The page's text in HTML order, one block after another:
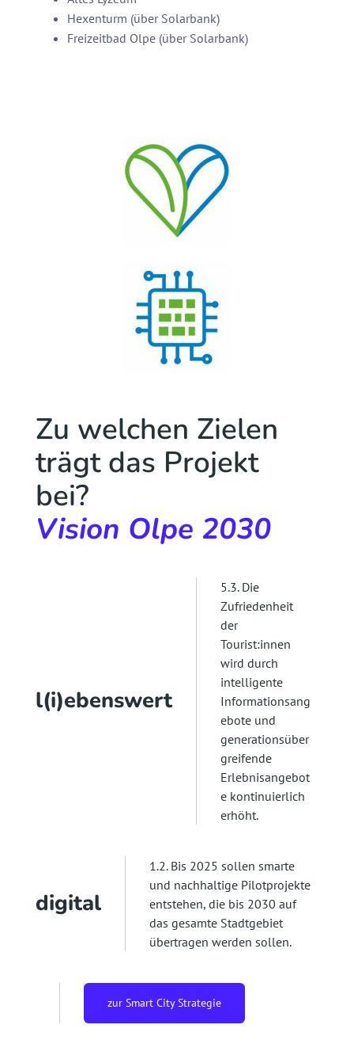
Hexenturm (über Solarbank)
Freizeitbad Olpe (über Solarbank)
Zu welchen Zielen
trägt das Projekt
bei?
Vision Olpe 2030
l(i)ebenswert
5.3. Die
Zufriedenheit
der
Tourist:innen
wird durch
intelligente
Informationsang
ebote und
generationsüber
greifende
Erlebnisangebot
e kontinuierlich
erhöht.
digital
1.2. Bis 2025 sollen smarte
und nachhaltige Pilotprojekte
entstehen, die bis 2030 auf
das gesamte Stadtgebiet
übertragen werden sollen.
zur Smart City Strategie